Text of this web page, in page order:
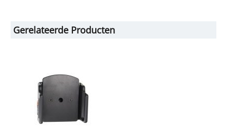
Gerelateerde Producten